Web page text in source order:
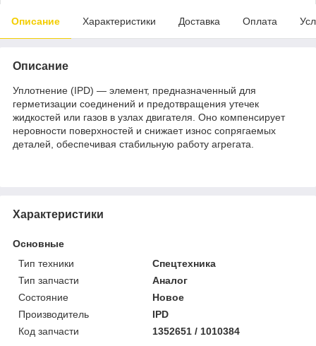
Описание Характеристики Доставка Оплата
Описание
Уплотнение (IPD) — элемент, предназначенный для
герметизации соединений и предотвращения утечек
жидкостей или газов в узлах двигателя. Оно компенсирует
неровности поверхностей и снижает износ сопрягаемых
деталей, обеспечивая стабильную работу агрегата.
Характеристики
Основные
Тип техники
Спецтехника
Тип запчасти
Аналог
Состояние
Новое
Производитель
IPD
Код запчасти
1352651 / 1010384